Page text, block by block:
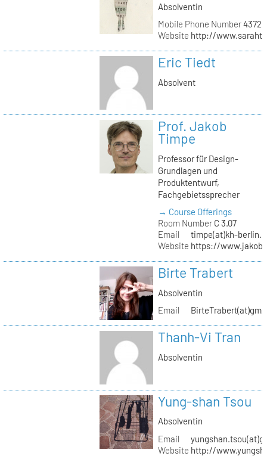
Absolventin
Mobile Phone Number
Website http://
Eric Tiedt
Absolvent
Prof. Jakob
Timpe
Professor für Design-
Grundlagen und
Produktentwurf,
Fachgebietssprecher
→ Course Offerings
Room NumberC 3.07
Email
timpe(at)kh-
Website https://
Birte Trabert
Absolventin
Email
Thanh-Vi Tran
Absolventin
Yung-shan Tsou
Absolventin
Email
Website http://